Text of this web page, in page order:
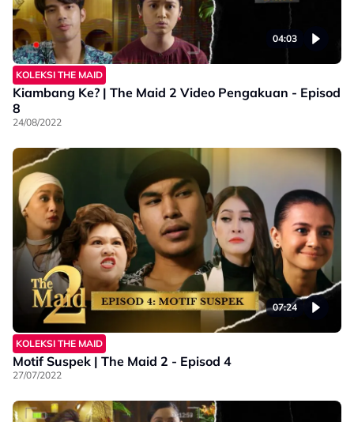
04:03
KOLEKSI THE MAID
Kiambang Ke? | The Maid 2 Video Pengakuan - Episod
8
24/08/2022
07:24
KOLEKSI THE MAID
Motif Suspek | The Maid 2 - Episod 4
27/07/2022